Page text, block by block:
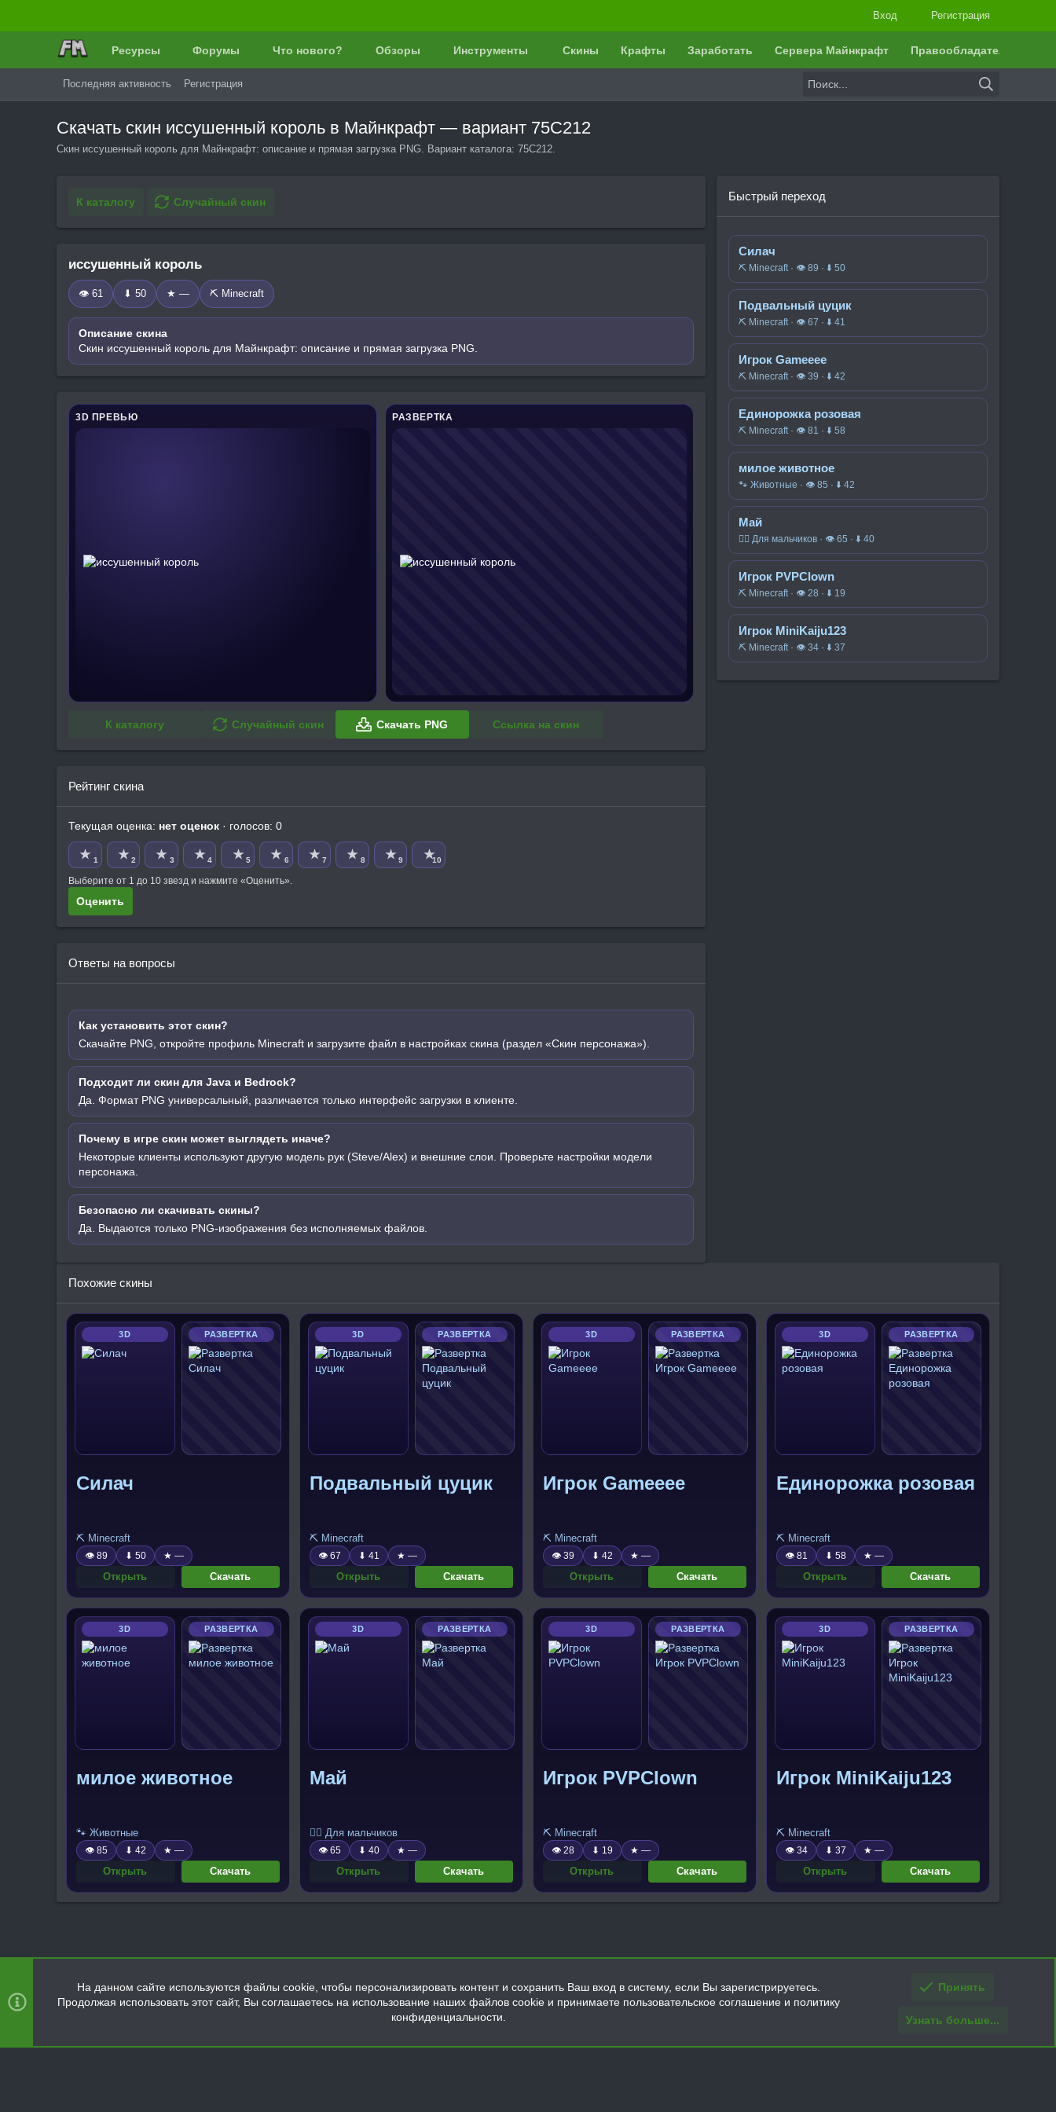
Вход Регистрация
Ресурсы Форумы Что нового? Обзоры Инструменты Скины Крафты Заработать Сервера Майнкрафт Правообладателям
Последняя активность Регистрация
Скачать скин иссушенный король в Майнкрафт — вариант 75C212
Скин иссушенный король для Майнкрафт: описание и прямая загрузка PNG. Вариант каталога: 75C212.
К каталогу Случайный скин
иссушенный король
👁 61 ⬇ 50 ★ — ⛏️ Minecraft
Описание скина
Скин иссушенный король для Майнкрафт: описание и прямая загрузка PNG.
3D ПРЕВЬЮ РАЗВЕРТКА
К каталогу Случайный скин Скачать PNG Ссылка на скин
Рейтинг скина
Текущая оценка: нет оценок · голосов: 0
★ 1 ★ 2 ★ 3 ★ 4 ★ 5 ★ 6 ★ 7 ★ 8 ★ 9 ★10
Выберите от 1 до 10 звезд и нажмите «Оценить».
Оценить
Ответы на вопросы
Как установить этот скин?
Скачайте PNG, откройте профиль Minecraft и загрузите файл в настройках скина (раздел «Скин персонажа»).
Подходит ли скин для Java и Bedrock?
Да. Формат PNG универсальный, различается только интерфейс загрузки в клиенте.
Почему в игре скин может выглядеть иначе?
Некоторые клиенты используют другую модель рук (Steve/Alex) и внешние слои. Проверьте настройки модели
персонажа.
Безопасно ли скачивать скины?
Да. Выдаются только PNG-изображения без исполняемых файлов.
Быстрый переход
Силач
⛏️ Minecraft · 👁 89 · ⬇ 50
Подвальный цуцик
⛏️ Minecraft · 👁 67 · ⬇ 41
Игрок Gameeee
⛏️ Minecraft · 👁 39 · ⬇ 42
Единорожка розовая
⛏️ Minecraft · 👁 81 · ⬇ 58
милое животное
🐾 Животные · 👁 85 · ⬇ 42
Май
🧍‍♂️ Для мальчиков · 👁 65 · ⬇ 40
Игрок PVPClown
⛏️ Minecraft · 👁 28 · ⬇ 19
Игрок MiniKaiju123
⛏️ Minecraft · 👁 34 · ⬇ 37
Похожие скины
3D РАЗВЕРТКА
Силач
⛏️ Minecraft
👁 89 ⬇ 50 ★ —
Открыть Скачать
3D РАЗВЕРТКА
Подвальный цуцик
⛏️ Minecraft
👁 67 ⬇ 41 ★ —
Открыть Скачать
3D РАЗВЕРТКА
Игрок Gameeee
⛏️ Minecraft
👁 39 ⬇ 42 ★ —
Открыть Скачать
3D РАЗВЕРТКА
Единорожка розовая
⛏️ Minecraft
👁 81 ⬇ 58 ★ —
Открыть Скачать
3D РАЗВЕРТКА
милое животное
🐾 Животные
👁 85 ⬇ 42 ★ —
Открыть Скачать
3D РАЗВЕРТКА
Май
🧍‍♂️ Для мальчиков
👁 65 ⬇ 40 ★ —
Открыть Скачать
3D РАЗВЕРТКА
Игрок PVPClown
⛏️ Minecraft
👁 28 ⬇ 19 ★ —
Открыть Скачать
3D РАЗВЕРТКА
Игрок MiniKaiju123
⛏️ Minecraft
👁 34 ⬇ 37 ★ —
Открыть Скачать
Главная
R
S
На данном сайте используются файлы cookie, чтобы персонализировать контент и сохранить Ваш вход в систему, если Вы зарегистрируетесь.
Продолжая использовать этот сайт, Вы соглашаетесь на использование наших файлов cookie и принимаете пользовательское соглашение и политику
конфиденциальности.
Принять
Узнать больше...